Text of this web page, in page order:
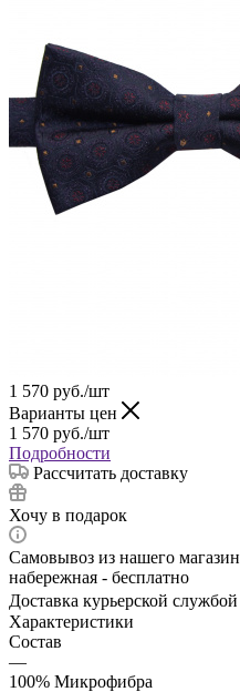
1 570 руб./шт
Варианты цен
1 570 руб./шт
Подробности
Рассчитать доставку
Хочу в подарок
Самовывоз из нашего
набережная - бесплатно
Доставка курьерской
Характеристики
Состав
—
100% Микрофибра